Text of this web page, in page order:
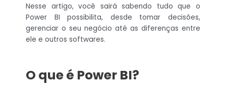
Nesse artigo, você sairá sabendo tudo que o
Power BI possibilita, desde tomar decisões,
gerenciar o seu negócio até as diferenças entre
ele e outros softwares.
O que é Power BI?